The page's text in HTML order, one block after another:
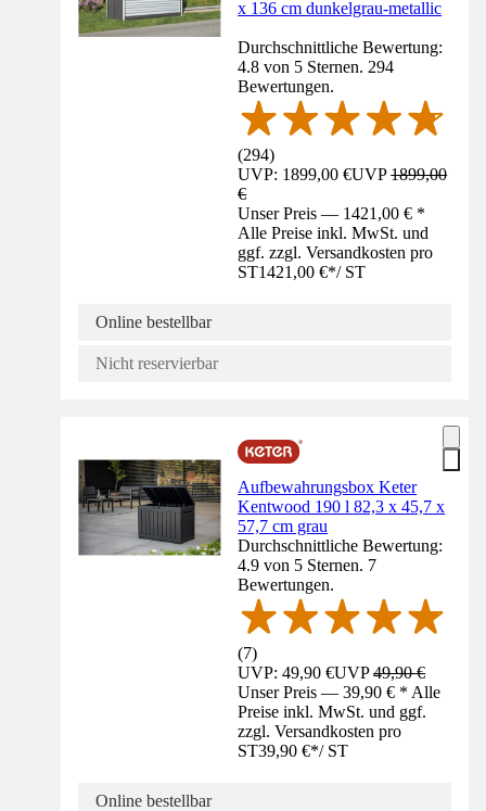
x 136 cm dunkelgrau-metallic
Durchschnittliche Bewertung:
4.8 von 5 Sternen. 294
Bewertungen.
(294)
UVP: 1899,00 €UVP1899,00
€
Unser Preis — 1421,00 € *
Alle Preise inkl. MwSt. und
ggf. zzgl. Versandkosten pro
ST1421,00 €*/ ST
Online bestellbar
Nicht reservierbar
Aufbewahrungsbox Keter
Kentwood 190 l 82,3 x 45,7 x
57,7 cm grau
Durchschnittliche Bewertung:
4.9 von 5 Sternen. 7
Bewertungen.
(7)
UVP: 49,90 €UVP49,90 €
Unser Preis — 39,90 € * Alle
Preise inkl. MwSt. und ggf.
zzgl. Versandkosten pro
ST39,90 €*/ ST
Online bestellbar